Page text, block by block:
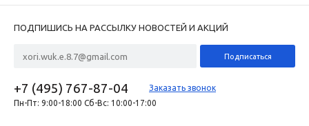
ПОДПИШИСЬ НА РАССЫЛКУ НОВОСТЕЙ И АКЦИЙ
+7 (495) 767-87-04
Заказать звонок
Пн-Пт: 9:00-18:00 Сб-Вс: 10:00-17:00